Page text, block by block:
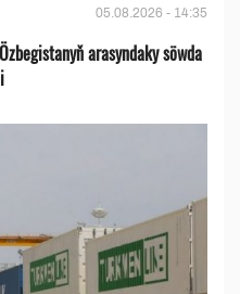
05.08.2026 - 14:35
arasyndaky söwda